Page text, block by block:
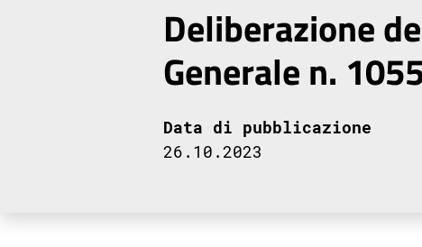
Deliberazione
Generale n.
Data di pubblicazione
26.10.2023